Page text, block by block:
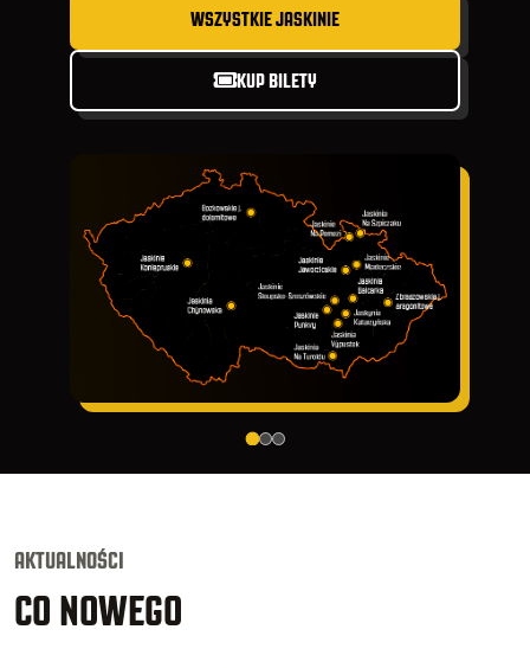
WSZYSTKIE JASKINIE
KUP BILETY
AKTUALNOŚCI
CO NOWEGO